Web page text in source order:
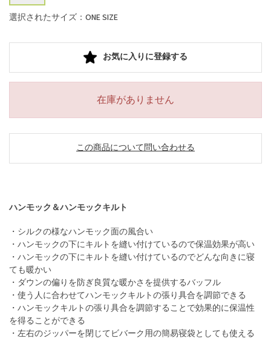
選択されたサイズ：ONE SIZE
お気に入りに登録する
在庫がありません
この商品について問い合わせる
ハンモック＆ハンモックキルト
・シルクの様なハンモック面の風合い
・ハンモックの下にキルトを縫い付けているので保温効果が高い
・ハンモックの下にキルトを縫い付けているのでどんな向きに寝
ても暖かい
・ダウンの偏りを防ぎ良質な暖かさを提供するバッフル
・使う人に合わせてハンモックキルトの張り具合を調節できる
・ハンモックキルトの張り具合を調節することで効果的に保温性
を得ることができる
・左右のジッパーを閉じてビバーク用の簡易寝袋としても使える